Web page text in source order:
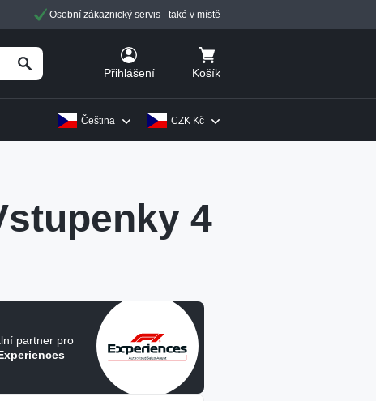
Osobní zákaznický servis - také v místě
Přihlášení Košík
CZK Kč
Čeština
4
partner pro